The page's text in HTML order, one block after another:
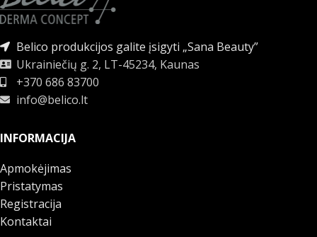
Belico produkcijos galite įsigyti „Sana Beauty”
Ukrainiečių g. 2, LT-45234, Kaunas
+370 686 83700
info@belico.lt
INFORMACIJA
Apmokėjimas
Pristatymas
Registracija
Kontaktai